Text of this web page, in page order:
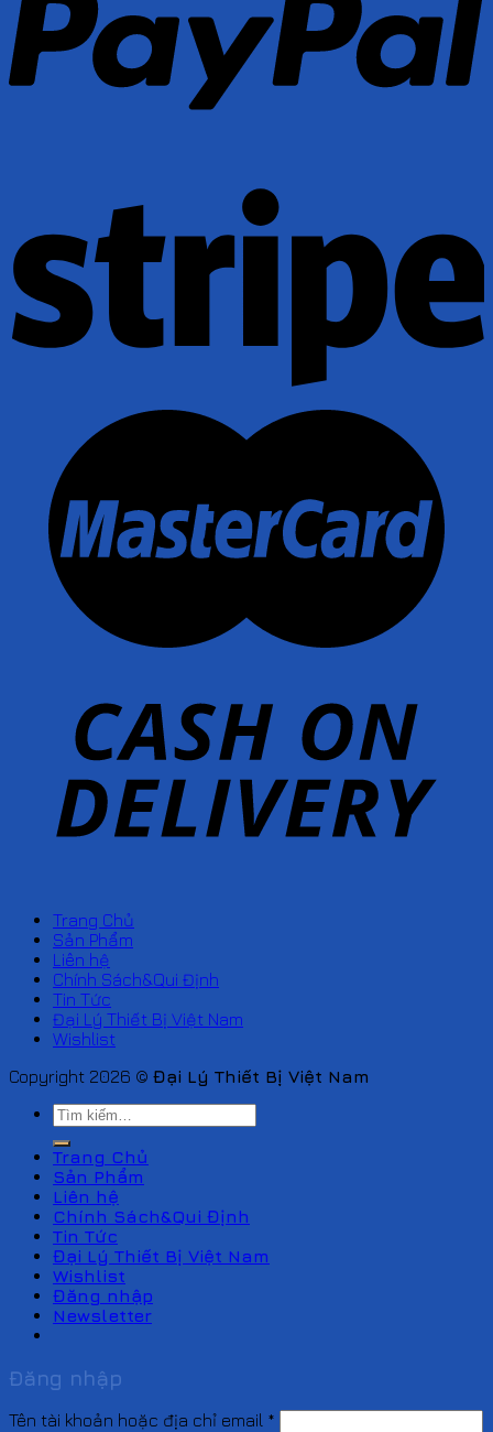
Trang Chủ
Sản Phẩm
Liên hệ
Chính Sách&Qui Định
Tin Tức
Đại Lý Thiết Bị Việt Nam
Wishlist
Copyright 2026 © Đại Lý Thiết Bị Việt Nam
Tìm
kiếm:
Trang Chủ
Sản Phẩm
Liên hệ
Chính Sách&Qui Định
Tin Tức
Đại Lý Thiết Bị Việt Nam
Wishlist
Đăng nhập
Newsletter
Đăng nhập
Tên tài khoản hoặc địa chỉ email *